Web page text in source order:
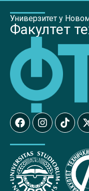
Универзитет у
Факултет